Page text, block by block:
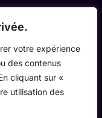
votre expérience
des contenus
cliquant sur «
utilisation des